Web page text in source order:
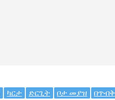
ካርታ ድርጊት ቦታ መያዝ በጥብቅ